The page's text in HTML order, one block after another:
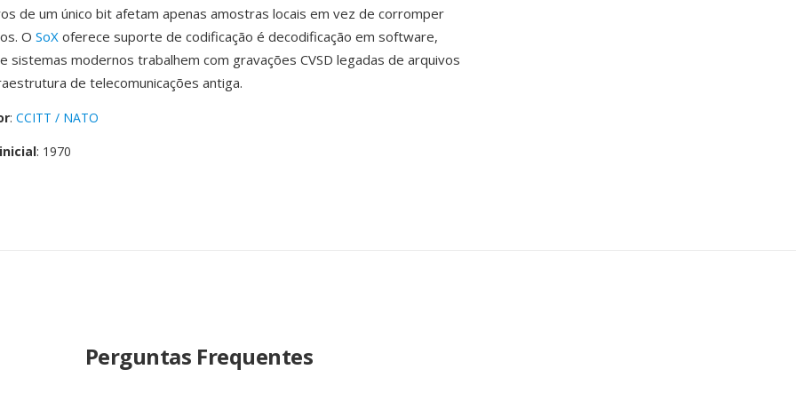
de um único bit afetam apenas amostras locais em vez de corromper
O SoX oferece suporte de codificação é decodificação em software,
sistemas modernos trabalhem com gravações CVSD legadas de arquivos
de telecomunicações antiga.
: CCITT / NATO
: 1970
Perguntas Frequentes